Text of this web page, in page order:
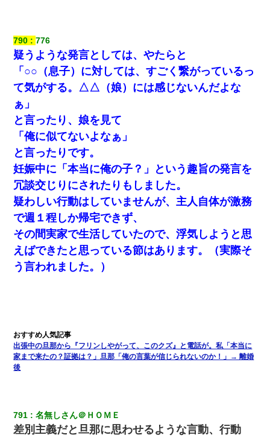
790 776
疑うような発言としては、やたらと
「○○（息子）に対しては、すごく繋がっているっ
て気がする。△△（娘）には感じないんだよな
ぁ」
と言ったり、娘を見て
「俺に似てないよなぁ」
と言ったりです。
妊娠中に「本当に俺の子？」という趣旨の発言を
冗談交じりにされたりもしました。
疑わしい行動はしていませんが、主人自体が激務
で週１程しか帰宅できず、
その間実家で生活していたので、浮気しようと思
えばできたと思っている節はあります。（実際そ
う言われました。）
出張中の旦那から『フリンしやがって、このクズ』と電話が。私「本当に
家まで来たの？証拠は？」旦那「俺の言葉が信じられないのか！」→ 離婚
後
791 名無しさん＠ＨＯＭＥ
差別主義だと旦那に思わせるような言動、行動